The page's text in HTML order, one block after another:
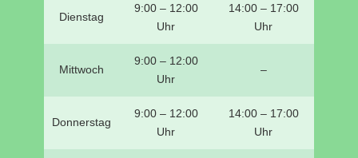
Dienstag
9:00 – 12:00
Uhr
14:00 – 17:00
Uhr
Mittwoch
9:00 – 12:00
Uhr
–
Donnerstag
9:00 – 12:00
Uhr
14:00 – 17:00
Uhr